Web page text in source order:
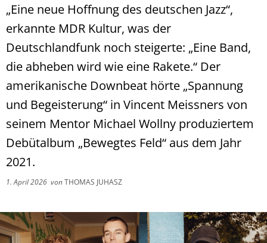
„Eine neue Hoffnung des deutschen Jazz“,
erkannte MDR Kultur, was der
Deutschlandfunk noch steigerte: „Eine Band,
die abheben wird wie eine Rakete.“ Der
amerikanische Downbeat hörte „Spannung
und Begeisterung“ in Vincent Meissners von
seinem Mentor Michael Wollny produziertem
Debütalbum „Bewegtes Feld“ aus dem Jahr
2021.
1. April 2026 vonTHOMAS JUHASZ